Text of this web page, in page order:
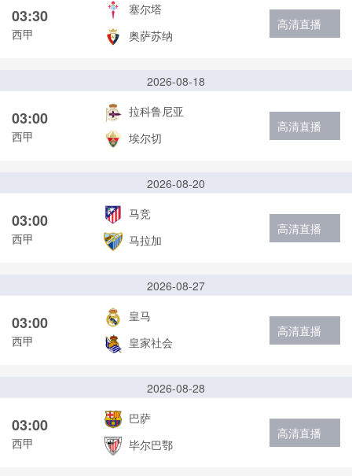
03:30
西甲
塞尔塔
奥萨苏纳
高清直播
2026-08-18
03:00
西甲
拉科鲁尼亚
埃尔切
高清直播
2026-08-20
03:00
西甲
马竞
马拉加
高清直播
2026-08-27
03:00
西甲
皇马
皇家社会
高清直播
2026-08-28
03:00
西甲
巴萨
毕尔巴鄂
高清直播